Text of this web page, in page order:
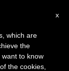
×
la pausa
de verano
x
which are
the
to know
the cookies,